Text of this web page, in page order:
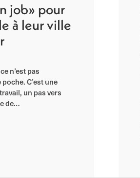
job» pour
à leur ville
n’est pas
C’est une
un pas vers
de…